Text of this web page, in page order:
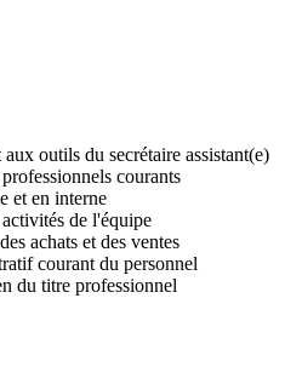
outils du secrétaire assistant(e)
courants
et en interne
de l'équipe
achats et des ventes
courant du personnel
du titre professionnel